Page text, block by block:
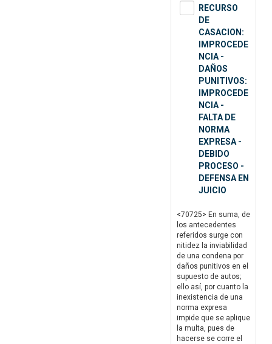
RECURSO
DE
CASACION:
IMPROCEDE
NCIA -
DAÑOS
PUNITIVOS:
IMPROCEDE
NCIA -
FALTA DE
NORMA
EXPRESA -
DEBIDO
PROCESO -
DEFENSA EN
JUICIO
<70725> En suma, de
los antecedentes
referidos surge con
nitidez la inviabilidad
de una condena por
daños punitivos en el
supuesto de autos;
ello así, por cuanto la
inexistencia de una
norma expresa
impide que se aplique
la multa, pues de
hacerse se corre el